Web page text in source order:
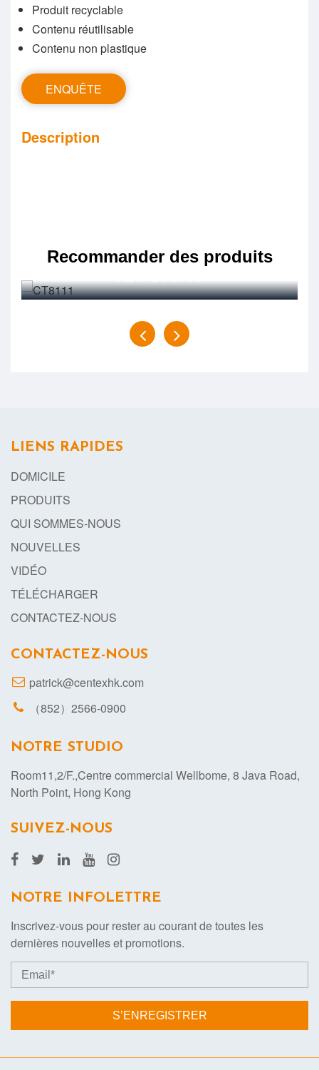
Produit recyclable
Contenu réutilisable
Contenu non plastique
ENQUÊTE
Description
Recommander des produits
LIENS RAPIDES
DOMICILE
PRODUITS
QUI SOMMES-NOUS
NOUVELLES
VIDÉO
TÉLÉCHARGER
CONTACTEZ-NOUS
CONTACTEZ-NOUS
patrick@centexhk.com
（852）2566-0900
NOTRE STUDIO
Room11,2/F.,Centre commercial Wellbome, 8 Java Road,
North Point, Hong Kong
SUIVEZ-NOUS
NOTRE INFOLETTRE
Inscrivez-vous pour rester au courant de toutes les
dernières nouvelles et promotions.
S’ENREGISTRER